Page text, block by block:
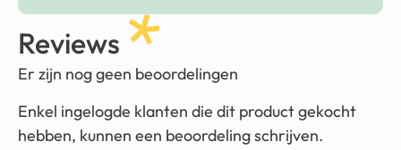
Reviews
Er zijn nog geen beoordelingen
Enkel ingelogde klanten die dit product gekocht
hebben, kunnen een beoordeling schrijven.